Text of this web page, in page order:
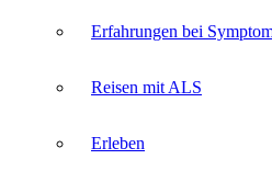
Erfahrungen bei
Reisen mit ALS
Erleben